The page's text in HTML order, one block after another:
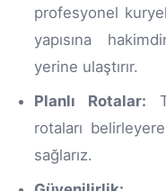
profesyonel
yapısına
yerine ulaştırır.
Planlı Rotalar:
rotaları
sağlarız.